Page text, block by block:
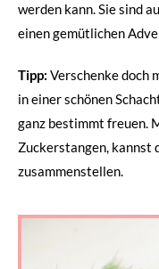
werden kann. Sie sind
einen gemütlichen
Tipp: Verschenke doch
in einer schönen
ganz bestimmt freuen.
Zuckerstangen, kannst
zusammenstellen.